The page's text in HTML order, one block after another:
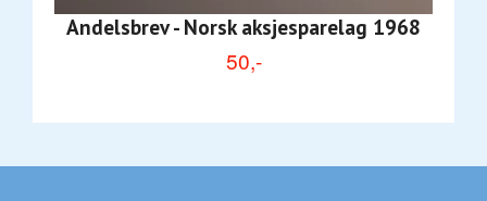
Andelsbrev - Norsk aksjesparelag 1968
50,-